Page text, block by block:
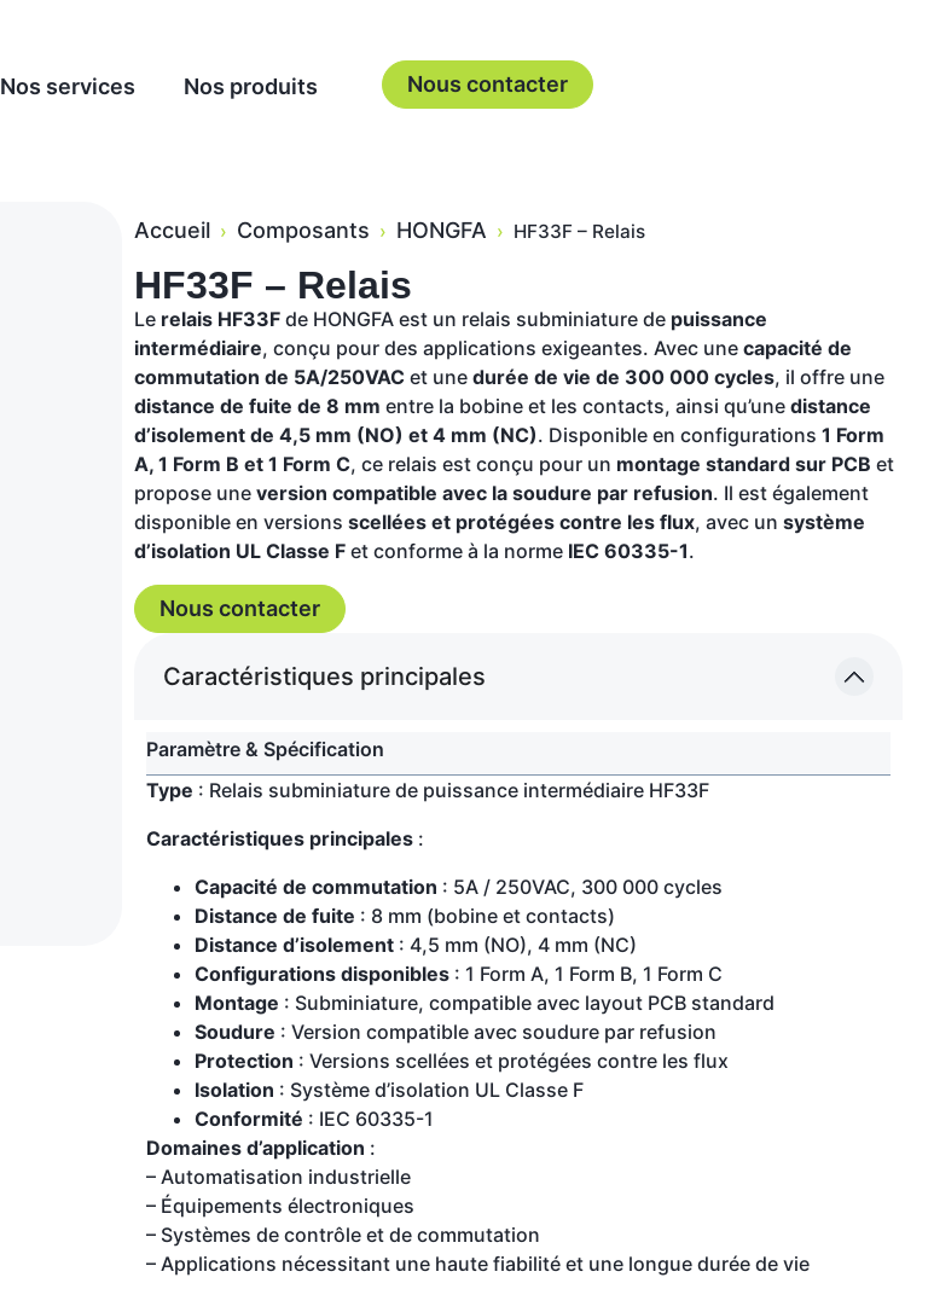
Nos services Nos produits Nous contacter
Accueil › Composants › HONGFA › HF33F – Relais
HF33F – Relais
Le relais HF33F de HONGFA est un relais subminiature de puissance
intermédiaire, conçu pour des applications exigeantes. Avec une capacité de
commutation de 5A/250VAC et une durée de vie de 300 000 cycles, il offre une
distance de fuite de 8 mm entre la bobine et les contacts, ainsi qu’une distance
d’isolement de 4,5 mm (NO) et 4 mm (NC). Disponible en configurations 1 Form
A, 1 Form B et 1 Form C, ce relais est conçu pour un montage standard sur PCB et
propose une version compatible avec la soudure par refusion. Il est également
disponible en versions scellées et protégées contre les flux, avec un système
d’isolation UL Classe F et conforme à la norme IEC 60335-1.
Nous contacter
Caractéristiques principales
Paramètre & Spécification
Type : Relais subminiature de puissance intermédiaire HF33F
Caractéristiques principales :
Capacité de commutation : 5A / 250VAC, 300 000 cycles
Distance de fuite : 8 mm (bobine et contacts)
Distance d’isolement : 4,5 mm (NO), 4 mm (NC)
Configurations disponibles : 1 Form A, 1 Form B, 1 Form C
Montage : Subminiature, compatible avec layout PCB standard
Soudure : Version compatible avec soudure par refusion
Protection : Versions scellées et protégées contre les flux
Isolation : Système d’isolation UL Classe F
Conformité : IEC 60335-1
Domaines d’application :
– Automatisation industrielle
– Équipements électroniques
– Systèmes de contrôle et de commutation
– Applications nécessitant une haute fiabilité et une longue durée de vie